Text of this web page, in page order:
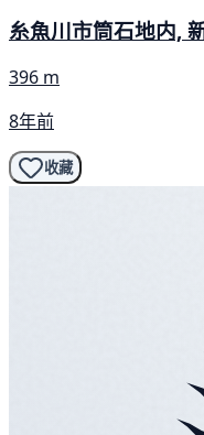
糸魚川市筒石地内,
396 m
8年前
收藏